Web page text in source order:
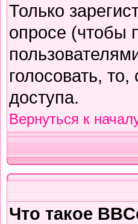
Только
опросе (чтобы
голосовать,
доступа.
Вернуться к
Что такое